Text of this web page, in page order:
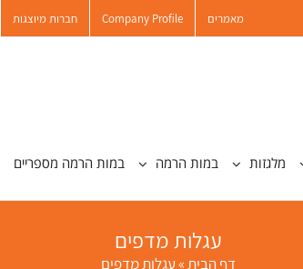
מאמרים Company Profile חברות מיוצגות
מלגזות במות הרמה במות הרמה מספריים
עגלות מדפים
דף הבית»עגלות מדפים